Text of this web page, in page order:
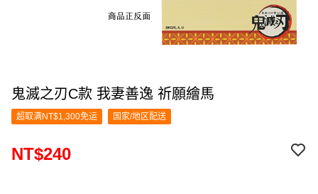
鬼滅之刃C款 我妻善逸 祈願繪馬
超取满NT$1,300免运 国家/地区配送
NT$240